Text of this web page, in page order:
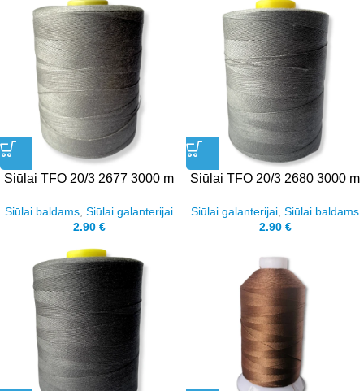
Siūlai TFO 20/3 2677 3000 m
Siūlai baldams Siūlai galanterijai
2.90 €
Siūlai TFO 20/3 2680 3000 m
Siūlai galanterijai Siūlai baldams
2.90 €